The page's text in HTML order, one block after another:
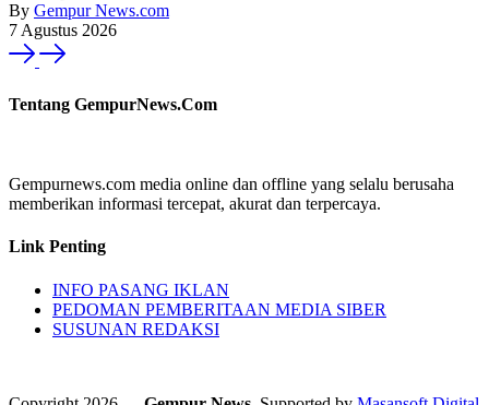
By Gempur News.com
7 Agustus 2026
Tentang GempurNews.Com
Gempurnews.com media online dan offline yang selalu berusaha
memberikan informasi tercepat, akurat dan terpercaya.
Link Penting
INFO PASANG IKLAN
PEDOMAN PEMBERITAAN MEDIA SIBER
SUSUNAN REDAKSI